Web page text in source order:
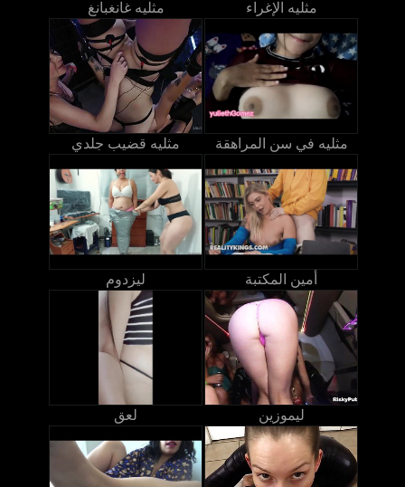
مثليه غانغبانغ مثليه الإغراء
مثليه قضيب جلدي مثليه في سن المراهقة
ليزدوم أمين المكتبة
لعق ليموزين